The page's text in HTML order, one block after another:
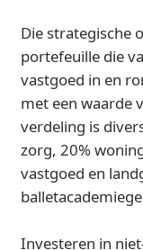
Die strategische
portefeuille die
vastgoed in en
met een waarde
verdeling is
zorg, 20%
vastgoed en
Investeren in